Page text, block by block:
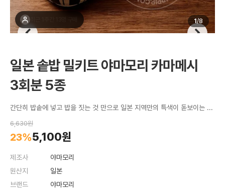
1 /8
일본 솥밥 밀키트 야마모리 카마메시
3회분 5종
간단히 밥솥에 넣고 밥을 짓는 것 만으로 일본 지역만의 특색이 돋보이는 맛의 솥밥을 즐길 수 있습니다.
6,630원
23%5,100원
제조사
야마모리
원산지
일본
브랜드
야마모리